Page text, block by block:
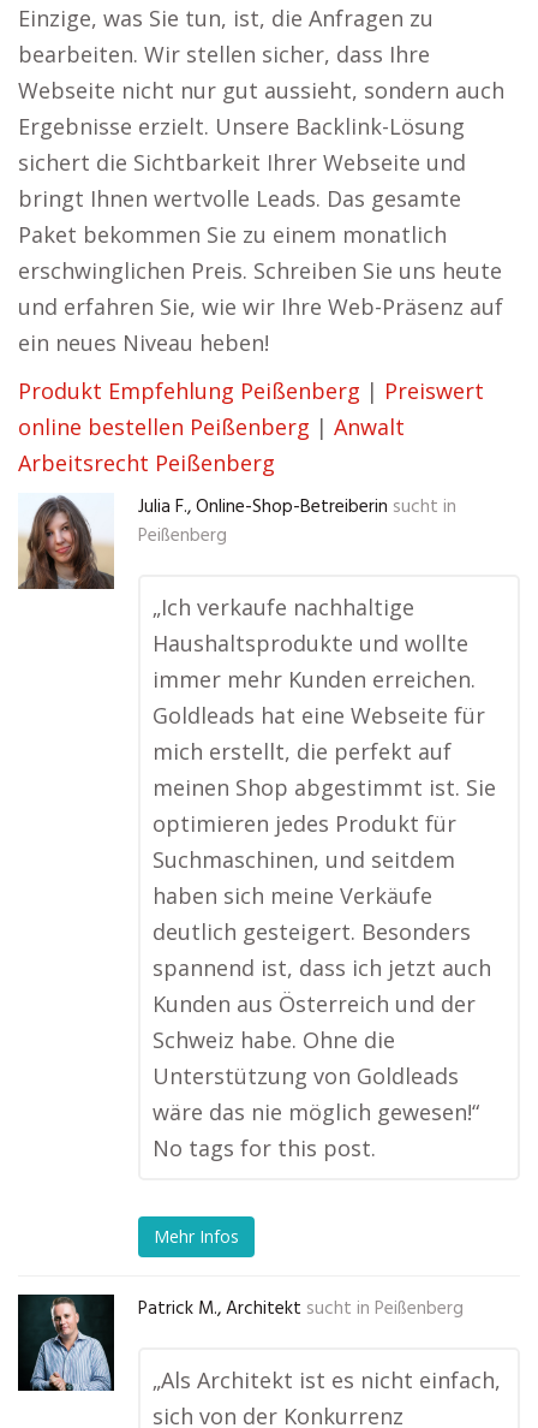
Einzige, was Sie tun, ist, die Anfragen zu
bearbeiten. Wir stellen sicher, dass Ihre
Webseite nicht nur gut aussieht, sondern auch
Ergebnisse erzielt. Unsere Backlink-Lösung
sichert die Sichtbarkeit Ihrer Webseite und
bringt Ihnen wertvolle Leads. Das gesamte
Paket bekommen Sie zu einem monatlich
erschwinglichen Preis. Schreiben Sie uns heute
und erfahren Sie, wie wir Ihre Web-Präsenz auf
ein neues Niveau heben!
Produkt Empfehlung Peißenberg | Preiswert
online bestellen Peißenberg | Anwalt
Arbeitsrecht Peißenberg
Julia F., Online-Shop-Betreiberin sucht in
Peißenberg
„Ich verkaufe nachhaltige
Haushaltsprodukte und wollte
immer mehr Kunden erreichen.
Goldleads hat eine Webseite für
mich erstellt, die perfekt auf
meinen Shop abgestimmt ist. Sie
optimieren jedes Produkt für
Suchmaschinen, und seitdem
haben sich meine Verkäufe
deutlich gesteigert. Besonders
spannend ist, dass ich jetzt auch
Kunden aus Österreich und der
Schweiz habe. Ohne die
Unterstützung von Goldleads
wäre das nie möglich gewesen!“
No tags for this post.
Mehr Infos
Patrick M., Architekt sucht in Peißenberg
„Als Architekt ist es nicht einfach,
sich von der Konkurrenz